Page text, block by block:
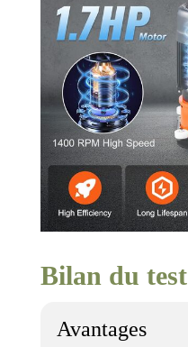
Bilan du test
Avantages